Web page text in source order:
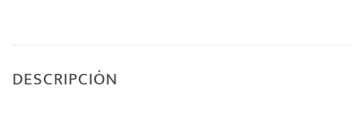
DESCRIPCIÓN